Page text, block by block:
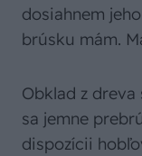
dosiahnem
brúsku mám.
Obklad z
sa jemne
dispozícii